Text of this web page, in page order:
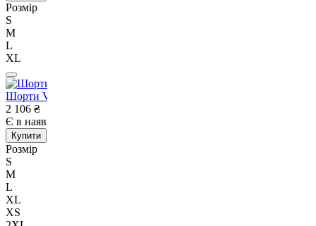
Розмір
S
M
L
XL
Шорти Venum Origins Training Short Loma Edition-S
2 106 ₴
Є в наявності
Купити
Розмір
S
M
L
XL
XS